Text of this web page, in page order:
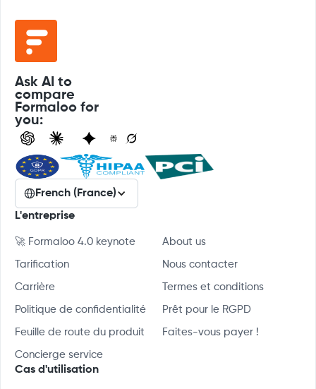
Ask AI to
compare
Formaloo for
you:
French (France)
L'entreprise
🚀 Formaloo 4.0 keynote About us
Tarification Nous contacter
Carrière Termes et conditions
Politique de confidentialité Prêt pour le RGPD
Feuille de route du produit Faites-vous payer !
Concierge service
Cas d'utilisation